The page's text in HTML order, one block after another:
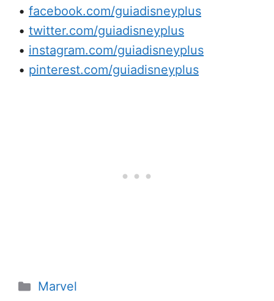
• facebook.com/guiadisneyplus
• twitter.com/guiadisneyplus
• instagram.com/guiadisneyplus
• pinterest.com/guiadisneyplus
Categorias
Marvel